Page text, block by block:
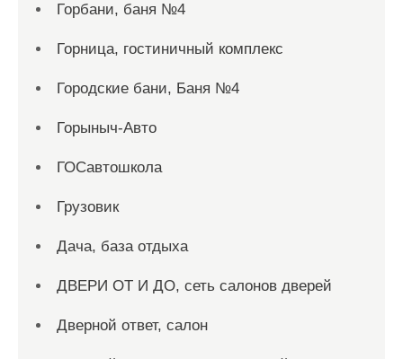
Горбани, баня №4
Горница, гостиничный комплекс
Городские бани, Баня №4
Горыныч-Авто
ГОСавтошкола
Грузовик
Дача, база отдыха
ДВЕРИ ОТ И ДО, сеть салонов дверей
Дверной ответ, салон